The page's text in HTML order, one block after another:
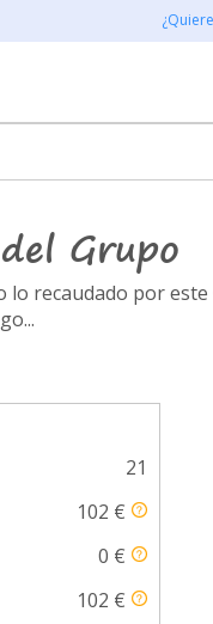
Grupo
recaudado por
21
102 €
0 €
102 €